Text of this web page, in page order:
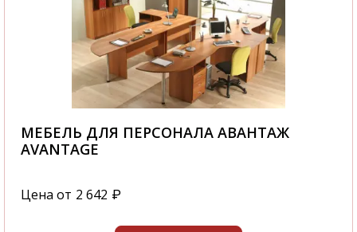
МЕБЕЛЬ ДЛЯ ПЕРСОНАЛА АВАНТАЖ
AVANTAGE
Цена от 2 642 ₽